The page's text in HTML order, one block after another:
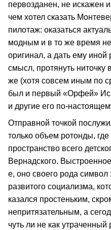
первозданен, не искажен
чем хотел сказать
пилотаж: оказаться
модным и в то же время не
оригинал, а дать ему иной
смысл, протянуть
же (хотя совсем иным по
был и первый «Орфей»
и другие его по-
Отправной точкой
только объем ротонды, где
пространство всего
Вернадского.
е, оно своего рода символ
развитого социализма,
казался простеньким,
непритязательным, а
чуть ли не как